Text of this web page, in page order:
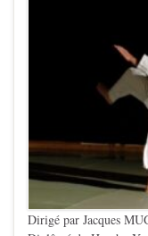
Dirigé par Jacques